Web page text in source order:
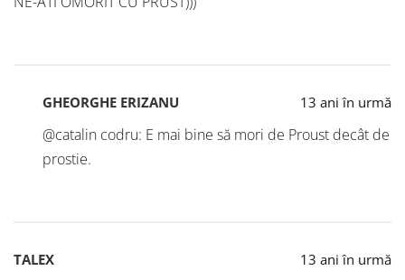
GHEORGHE ERIZANU 13 ani în urmă
@catalin codru: E mai bine să mori de Proust decât de
prostie.
TALEX 13 ani în urmă